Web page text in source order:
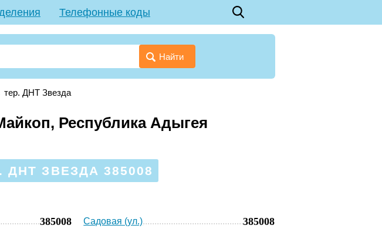
Телефонные коды
Найти
тер. ДНТ Звезда
Республика Адыгея
ЗВЕЗДА 385008
385008 Садовая (ул.) 385008